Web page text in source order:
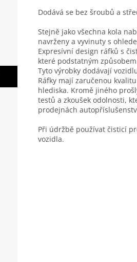
Dodává se bez šroubů a
Stejně jako všechna kola
navrženy a vyvinuty s
Expresívní design ráfků s
které podstatným
Tyto výrobky dodávají
Ráfky mají zaručenou
hlediska. Kromě jiného
testů a zkoušek odolnosti,
prodejnách
Při údržbě používat čisticí
vozidla.